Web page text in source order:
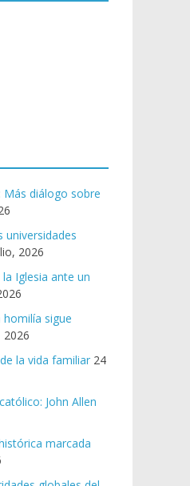
Más diálogo sobre
universidades
2026
Iglesia ante un
sigue
2026
la vida familiar 24
John Allen
marcada